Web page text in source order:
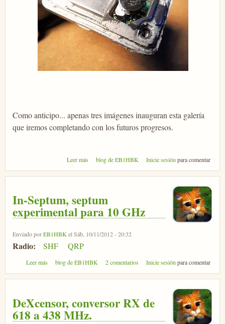
Como anticipo... apenas tres imágenes inauguran esta galería
que iremos completando con los futuros progresos.
Leer más sobre TOXCO, el oscilador estable
blog de EB1HBK Inicie sesión para comentar
In-Septum, septum
experimental para 10 GHz
Enviado porEB1HBKel Sáb, 10/11/2012 - 20:32
Radio: SHF QRP
Leer más sobre In-Septum, septum experimental para 10 GHz
blog de EB1HBK 2 comentarios Inicie sesiónpara comentar
DeXcensor, conversor RX de
618 a 438 MHz.